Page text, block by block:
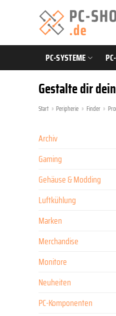
PC-SYSTEME
Gestalte dir
Start » Peripherie » Finder »
Archiv
Gaming
Gehäuse & Modding
Luftkühlung
Marken
Merchandise
Monitore
Neuheiten
PC-Komponenten